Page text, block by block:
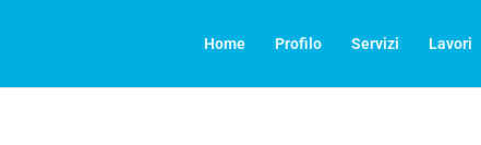
Home Profilo Servizi Lavori